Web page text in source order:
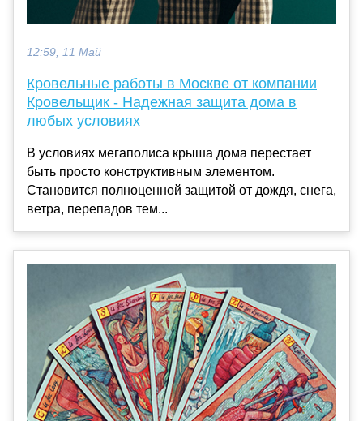
12:59, 11 Май
Кровельные работы в Москве от компании
Кровельщик - Надежная защита дома в
любых условиях
В условиях мегаполиса крыша дома перестает
быть просто конструктивным элементом.
Становится полноценной защитой от дождя, снега,
ветра, перепадов тем...